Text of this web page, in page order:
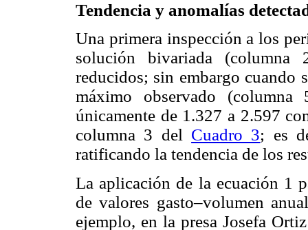
Tendencia y anomalías
Una primera inspección a los
solución bivariada
reducidos; sin embargo cuando
máximo observado
únicamente de 1.327 a 2.597
columna 3 del Cuadro 3; es
ratificando la tendencia de los
La aplicación de la ecuación 1
de valores gasto–volumen
ejemplo, en la presa Josefa